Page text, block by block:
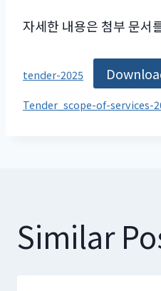
자세한 내용은 첨부 문서
tender-2025
Tender_scope-of-services-
Similar